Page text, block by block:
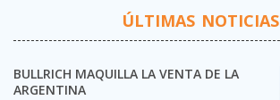
ÚLTIMAS NOTICIAS
BULLRICH MAQUILLA LA VENTA DE LA
ARGENTINA